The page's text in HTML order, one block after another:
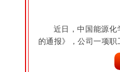
近日，中国能源
的通报》，公司一项